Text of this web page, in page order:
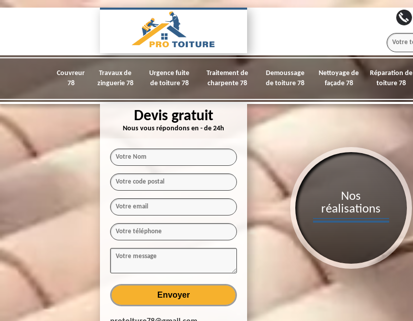
Couvreur
78
Travaux de
zinguerie 78
Urgence fuite
de toiture 78
Traitement de
charpente 78
Demoussage
de toiture 78
Nettoyage de
façade 78
Réparation de
toiture 78
Devis gratuit
Nous vous répondons en - de 24h
Nos
réalisations